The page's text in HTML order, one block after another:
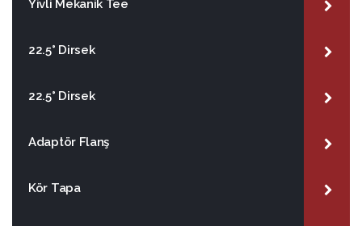
Yivli Mekanik Tee
22.5° Dirsek
22.5° Dirsek
Adaptör Flanş
Kör Tapa